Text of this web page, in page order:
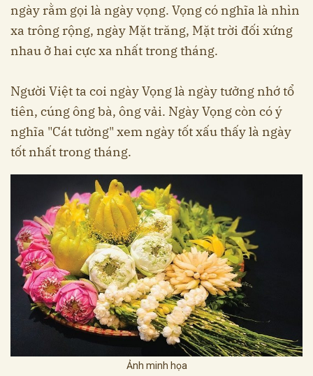
ngày rằm gọi là ngày vọng. Vọng có nghĩa là nhìn
xa trông rộng, ngày Mặt trăng, Mặt trời đối xứng
nhau ở hai cực xa nhất trong tháng.
Người Việt ta coi ngày Vọng là ngày tưởng nhớ tổ
tiên, cúng ông bà, ông vải. Ngày Vọng còn có ý
nghĩa "Cát tường" xem ngày tốt xấu thấy là ngày
tốt nhất trong tháng.
Ảnh minh họa